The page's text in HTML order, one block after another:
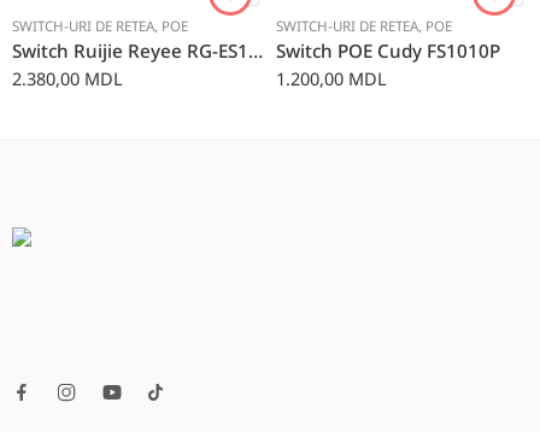
SWITCH-URI DE RETEA, POE
Switch Ruijie Reyee RG-ES124GD
2.380,00 MDL
SWITCH-URI DE RETEA, POE
Switch POE Cudy FS1010P
1.200,00 MDL